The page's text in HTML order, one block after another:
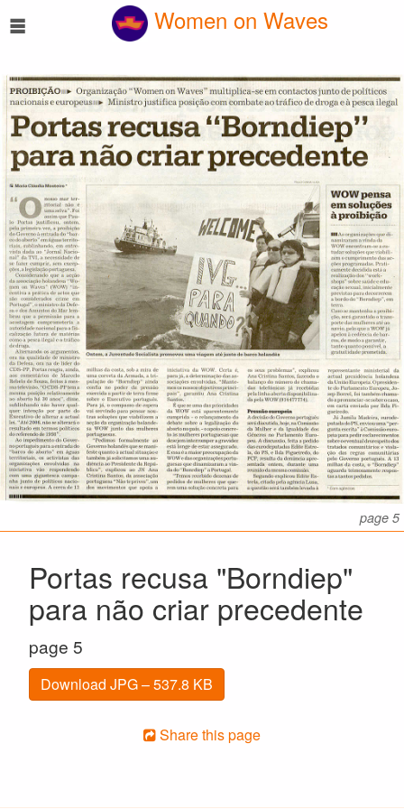
☰ Women on Waves
page 5
Portas recusa "Borndiep"
para não criar precedente
page 5
Download JPG – 537.8 KB
Share this page